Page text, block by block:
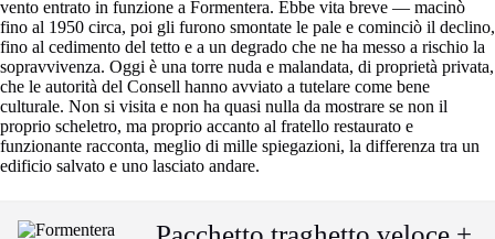
vento entrato in funzione a Formentera. Ebbe vita breve — macinò
fino al 1950 circa, poi gli furono smontate le pale e cominciò il declino,
fino al cedimento del tetto e a un degrado che ne ha messo a rischio la
sopravvivenza. Oggi è una torre nuda e malandata, di proprietà privata,
che le autorità del Consell hanno avviato a tutelare come bene
culturale. Non si visita e non ha quasi nulla da mostrare se non il
proprio scheletro, ma proprio accanto al fratello restaurato e
funzionante racconta, meglio di mille spiegazioni, la differenza tra un
edificio salvato e uno lasciato andare.